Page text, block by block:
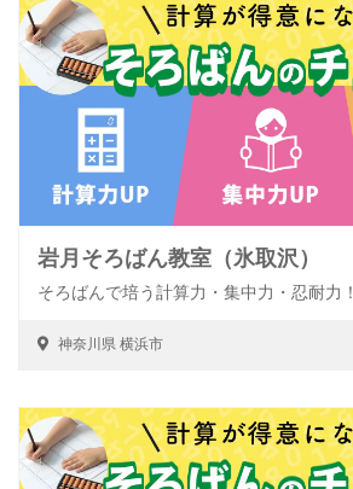
岩月そろばん教室（氷取沢）
そろばんで培う計算力・集中力・忍耐力！
神奈川県 横浜市